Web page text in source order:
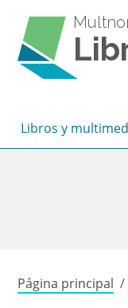
Libros y
Página principal